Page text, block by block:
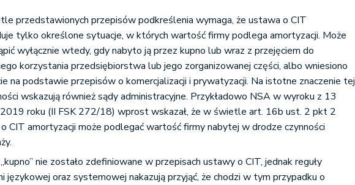
przedstawionych przepisów podkreślenia wymaga, że ustawa o CIT
tylko określone sytuacje, w których wartość firmy podlega amortyzacji. Może
wyłącznie wtedy, gdy nabyto ją przez kupno lub wraz z przejęciem do
korzystania przedsiębiorstwa lub jego zorganizowanej części, albo wniesiono
na podstawie przepisów o komercjalizacji i prywatyzacji. Na istotne znaczenie tej
wskazują również sądy administracyjne. Przykładowo NSA w wyroku z 13
roku (II FSK 272/18) wprost wskazał, że w świetle art. 16b ust. 2 pkt 2
CIT amortyzacji może podlegać wartość firmy nabytej w drodze czynności
nie zostało zdefiniowane w przepisach ustawy o CIT, jednak reguły
językowej oraz systemowej nakazują przyjąć, że chodzi w tym przypadku o